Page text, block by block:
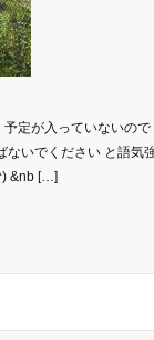
定が入っていないので
ないでください と語気
&nb […]